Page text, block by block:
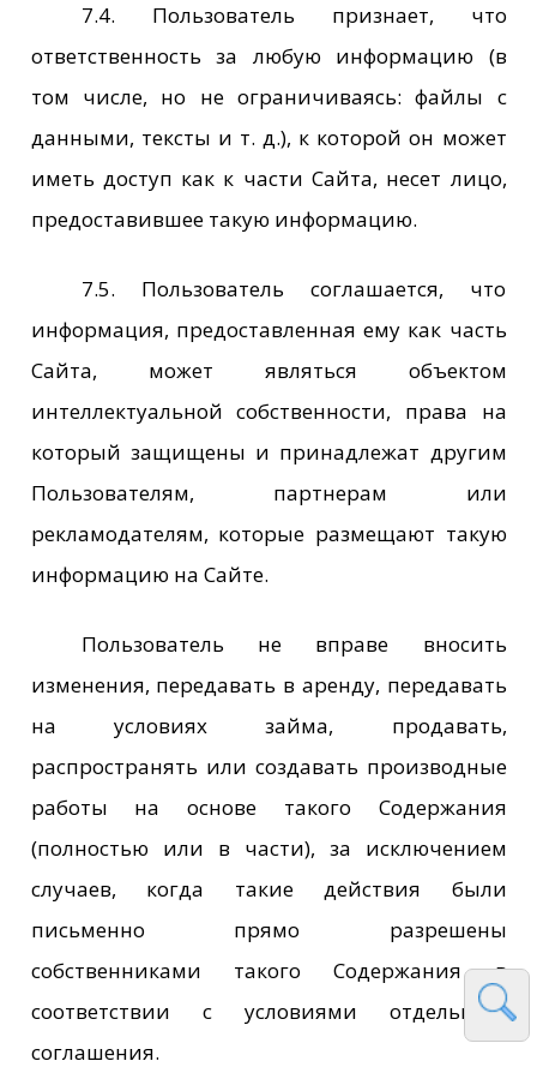
7.4. Пользователь признает, что
ответственность за любую информацию (в
том числе, но не ограничиваясь: файлы с
данными, тексты и т. д.), к которой он может
иметь доступ как к части Сайта, несет лицо,
предоставившее такую информацию.
7.5. Пользователь соглашается, что
информация, предоставленная ему как часть
Сайта, может являться объектом
интеллектуальной собственности, права на
который защищены и принадлежат другим
Пользователям, партнерам или
рекламодателям, которые размещают такую
информацию на Сайте.
Пользователь не вправе вносить
изменения, передавать в аренду, передавать
на условиях займа, продавать,
распространять или создавать производные
работы на основе такого Содержания
(полностью или в части), за исключением
случаев, когда такие действия были
письменно прямо разрешены
собственниками такого Содержания в
соответствии с условиями отдельного
соглашения.